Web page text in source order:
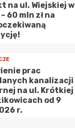
na ul. Wiejskiej w
– 60 mln zł na
prac
kanalizacji
na ul. Krótkiej
od 9
r.
festiwale i
Yanistan